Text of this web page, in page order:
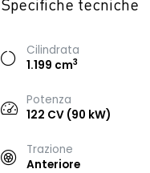
Specifiche tecniche
Cilindrata
1.199 cm3
Potenza
122 CV (90 kW)
Trazione
Anteriore